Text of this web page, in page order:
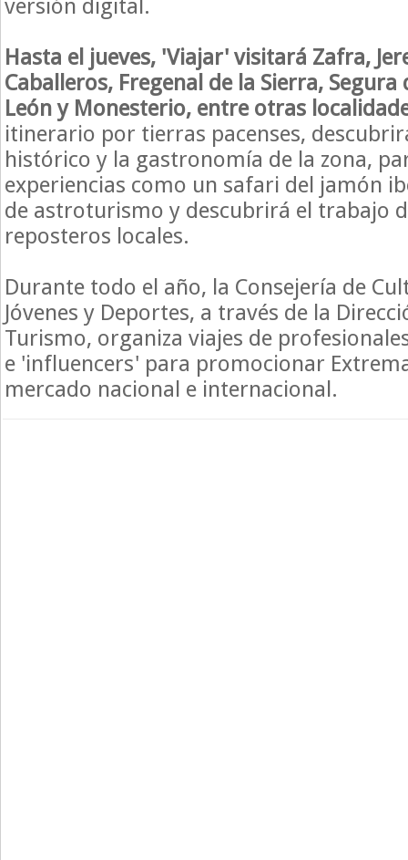
versión digital.
Hasta el jueves, 'Viajar' visitará Zafra,
Caballeros, Fregenal de la Sierra, Segura
León y Monesterio, entre otras
itinerario por tierras pacenses,
histórico y la gastronomía de la zona,
experiencias como un safari del jamón
de astroturismo y descubrirá el trabajo
reposteros locales.
Durante todo el año, la Consejería de
Jóvenes y Deportes, a través de la
Turismo, organiza viajes de
e 'influencers' para promocionar
mercado nacional e internacional.